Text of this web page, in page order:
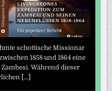
schottische Missionar
1858 und 1864 eine
Während dieser
[...]